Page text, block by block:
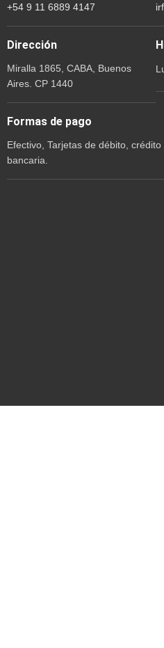
+54 9 11 6889 4147
Dirección
Miralla 1865, CABA, Buenos
Aires. CP 1440
Formas de pago
Efectivo, Tarjetas de débito,
bancaria.